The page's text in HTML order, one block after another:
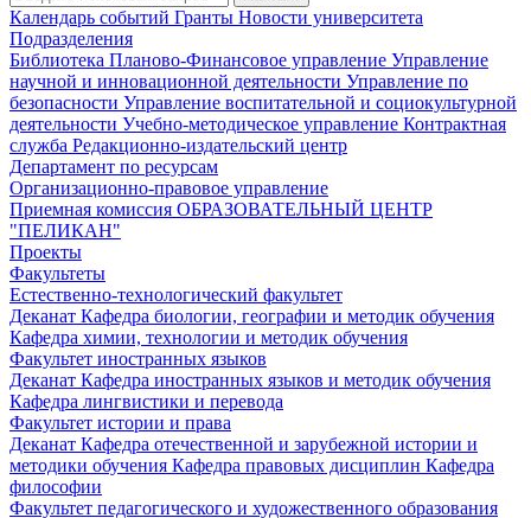
Календарь событий Гранты Новости университета
Подразделения
Библиотека Планово-Финансовое управление Управление
научной и инновационной деятельности Управление по
безопасности Управление воспитательной и социокультурной
деятельности Учебно-методическое управление Контрактная
служба Редакционно-издательский центр
Департамент по ресурсам
Организационно-правовое управление
Приемная комиссия ОБРАЗОВАТЕЛЬНЫЙ ЦЕНТР
"ПЕЛИКАН"
Проекты
Факультеты
Естественно-технологический факультет
Деканат Кафедра биологии, географии и методик обучения
Кафедра химии, технологии и методик обучения
Факультет иностранных языков
Деканат Кафедра иностранных языков и методик обучения
Кафедра лингвистики и перевода
Факультет истории и права
Деканат Кафедра отечественной и зарубежной истории и
методики обучения Кафедра правовых дисциплин Кафедра
философии
Факультет педагогического и художественного образования